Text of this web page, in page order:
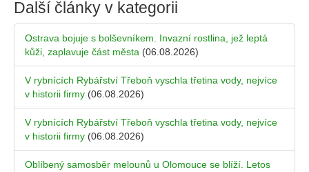
Další články v kategorii
Ostrava bojuje s bolševníkem. Invazní rostlina, jež leptá
kůži, zaplavuje část města (06.08.2026)
V rybnících Rybářství Třeboň vyschla třetina vody, nejvíce
v historii firmy (06.08.2026)
V rybnících Rybářství Třeboň vyschla třetina vody, nejvíce
v historii firmy (06.08.2026)
Oblíbený samosběr melounů u Olomouce se blíží. Letos